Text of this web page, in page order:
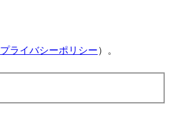
プライバシーポリシー）。